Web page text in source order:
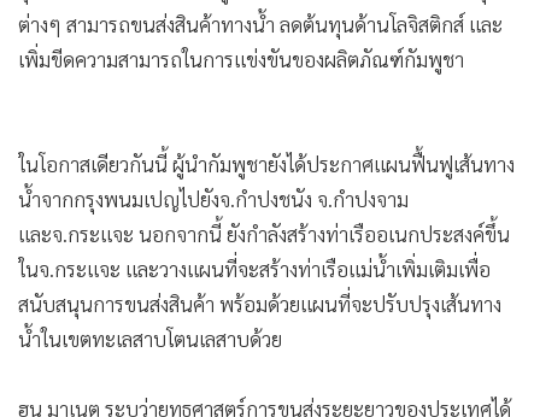
• Celeb Online
• Factcheck
• Gotomanager
ปรับปรุงเครือข่ายคมนาคมของประเทศ และเพิ่มประสิทธิภาพ
การขนส่งสินค้าทางน้ำภายในประเทศ
“เราจะพัฒนาเส้นทางน้ำของเราต่อไป โดยเฉพาะคลองฟูนัน
เตโช ที่จะเชื่อมต่อแม่น้ำโขงและทะเลสาบโตนเลสาบกับทะเล
และในอนาคต ผลผลิตทางการเกษตรจะไม่ต้องพึ่งพาการขนส่ง
ทางถนนเพียงอย่างเดียวอีกต่อไป แต่จะสามารถขนส่งทางน้ำได้
โดยตรงด้วย” ผู้นำกัมพูชากล่าว ระหว่างร่วมพิธีเปิดถนน
หมายเลข 7 ในจ.กำปงจาม
ฮุน มาเนต กล่าวว่า คลองฟูนันเตโชจะช่วยให้เกษตรกรและธุรกิจ